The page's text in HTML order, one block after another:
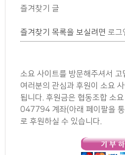
즐겨찾기 글
즐겨찾기 목록을 보실려면 로그
소요 사이트를 방문해주셔서 고
여러분의 관심과 후원이 소요
됩니다. 후원금은 협동조합 소
047794 계좌(아래 페이팔을
로 후원하실 수 있습니다.